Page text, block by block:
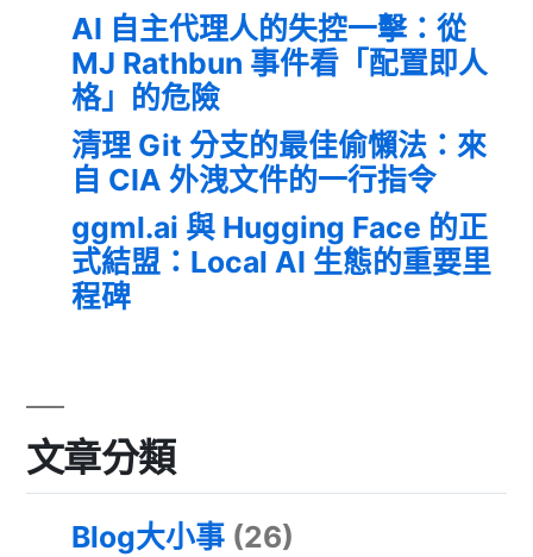
AI 自主代理人的失控一擊：從
MJ Rathbun 事件看「配置即人
格」的危險
清理 Git 分支的最佳偷懶法：來
自 CIA 外洩文件的一行指令
ggml.ai 與 Hugging Face 的正
式結盟：Local AI 生態的重要里
程碑
文章分類
Blog大小事 (26)